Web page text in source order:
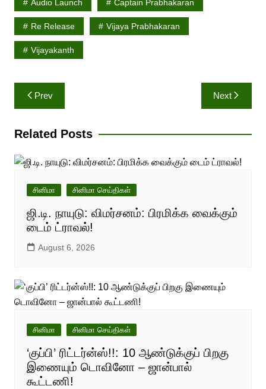
Audio Launch Captain Prabhakaran
Re Release Vijaya Prabhakaran
Vijayakanth
Post
navigation
Prev Next
Related Posts
சினிமா சினிமா செய்திகள்
ஜி.டி. நாயுடு: விமர்சனம்: பிரமிக்க வைக்கும்
டைம் ட்ராவல்!
August 6, 2026
சினிமா சினிமா செய்திகள்
‘குப்பி’ ரிட்டர்ன்ஸ்!!: 10 ஆண்டுக்குப் பிறகு
இணையும் டொவினோ – ஜான்பால்
கூட்டணி!